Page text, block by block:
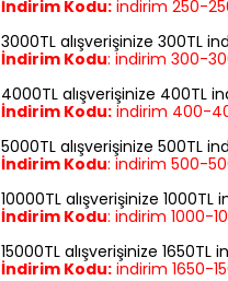
İndirim Kodu: indirim 250-
3000TL alışverişinize 300TL
İndirim Kodu: indirim 300-
4000TL alışverişinize 400TL
İndirim Kodu: indirim 400-
5000TL alışverişinize 500TL
İndirim Kodu: indirim 500-
10000TL alışverişinize 1000TL
İndirim Kodu: indirim 1000-
15000TL alışverişinize 1650TL
İndirim Kodu: indirim 1650-